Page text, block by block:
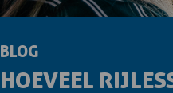
BLOG
HOEVEEL